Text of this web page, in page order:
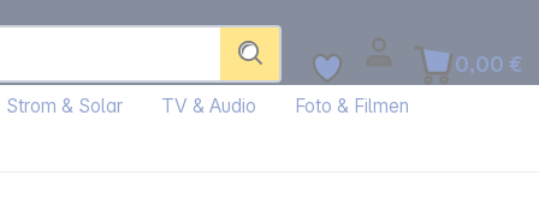
0,00 €
Strom & Solar TV & Audio Foto & Filmen